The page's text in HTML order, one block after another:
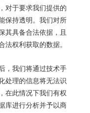
对于要求我们提供的
保持透明。我们对所
其具备合法依据，且
法权利获取的数据。
，我们将通过技术手
处理的信息将无法识
在此情况下我们有权
库进行分析并予以商